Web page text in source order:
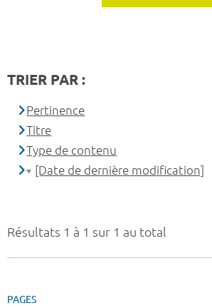
Résultats 1 à 1 sur 1 au total
PAGES
TRIER PAR :
Pertinence
Titre
Type de contenu
[Date de dernière modification]